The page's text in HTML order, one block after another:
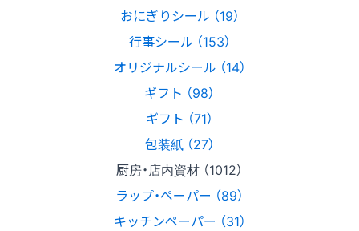
おにぎりシール （19）
行事シール （153）
オリジナルシール （14）
ギフト （98）
ギフト （71）
包装紙 （27）
厨房・店内資材 （1012）
ラップ・ペーパー （89）
キッチンペーパー （31）